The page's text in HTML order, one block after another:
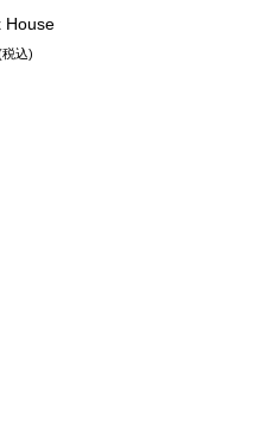
House
税込)